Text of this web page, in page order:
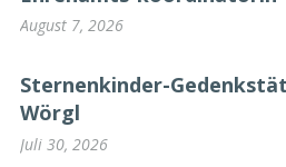
August 7, 2026
Sternenkinder-
Wörgl
Juli 30, 2026